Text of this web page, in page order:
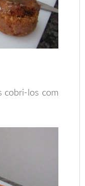
cobri-los com